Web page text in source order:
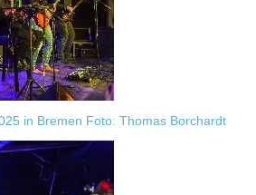
in Bremen Foto: Thomas Borchardt